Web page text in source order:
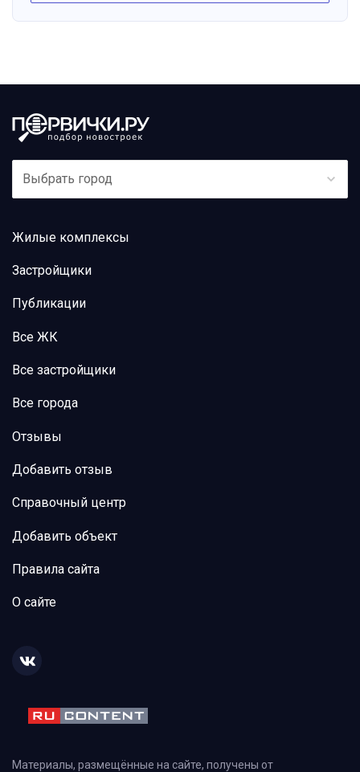
Выбрать город
Жилые комплексы
Застройщики
Публикации
Все ЖК
Все застройщики
Все города
Отзывы
Добавить отзыв
Справочный центр
Добавить объект
Правила сайта
О сайте
Материалы, размещённые на сайте, получены от